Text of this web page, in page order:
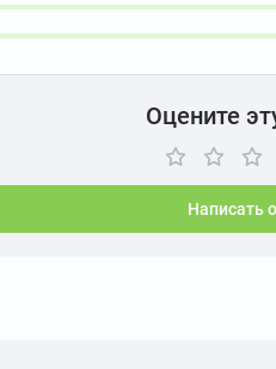
Оцените
Написать